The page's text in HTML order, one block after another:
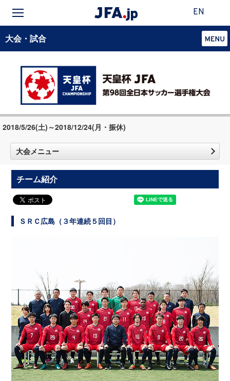
EN
大会・試合
2018/5/26(土)～2018/12/24(月・振休)
大会メニュー
チーム紹介
ＳＲＣ広島（３年連続５回目）